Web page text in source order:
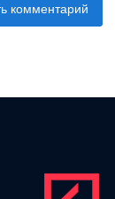
комментарий